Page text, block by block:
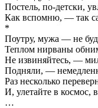
Постель, по-детски,
Как вспомню, — так
*
Поутру, мужа — не
Теплом нирваны
Не извиняйтесь, —
Подняли, —
Раз несколько
И, улетайте в космос,
…